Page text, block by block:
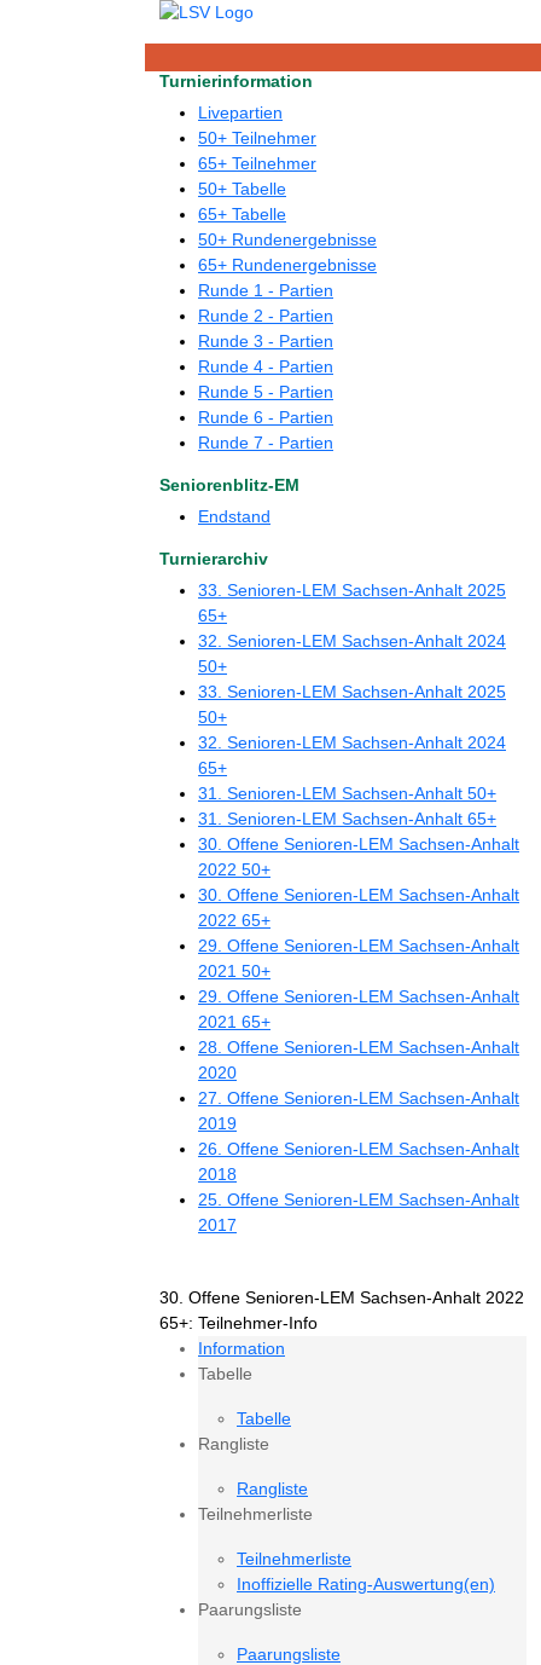
Turnierinformation
Livepartien
50+ Teilnehmer
65+ Teilnehmer
50+ Tabelle
65+ Tabelle
50+ Rundenergebnisse
65+ Rundenergebnisse
Runde 1 - Partien
Runde 2 - Partien
Runde 3 - Partien
Runde 4 - Partien
Runde 5 - Partien
Runde 6 - Partien
Runde 7 - Partien
Seniorenblitz-EM
Endstand
Turnierarchiv
33. Senioren-LEM Sachsen-Anhalt 2025
65+
32. Senioren-LEM Sachsen-Anhalt 2024
50+
33. Senioren-LEM Sachsen-Anhalt 2025
50+
32. Senioren-LEM Sachsen-Anhalt 2024
65+
31. Senioren-LEM Sachsen-Anhalt 50+
31. Senioren-LEM Sachsen-Anhalt 65+
30. Offene Senioren-LEM Sachsen-Anhalt
2022 50+
30. Offene Senioren-LEM Sachsen-Anhalt
2022 65+
29. Offene Senioren-LEM Sachsen-Anhalt
2021 50+
29. Offene Senioren-LEM Sachsen-Anhalt
2021 65+
28. Offene Senioren-LEM Sachsen-Anhalt
2020
27. Offene Senioren-LEM Sachsen-Anhalt
2019
26. Offene Senioren-LEM Sachsen-Anhalt
2018
25. Offene Senioren-LEM Sachsen-Anhalt
2017
30. Offene Senioren-LEM Sachsen-Anhalt 2022
65+: Teilnehmer-Info
Information
Tabelle
Tabelle
Rangliste
Rangliste
Teilnehmerliste
Teilnehmerliste
Inoffizielle Rating-Auswertung(en)
Paarungsliste
Paarungsliste